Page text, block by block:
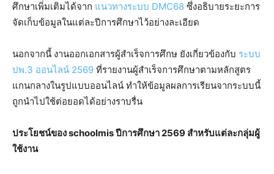
ศึกษาเพิ่มเติมได้จาก แนวทางระบบ DMC68 ซึ่งอธิบายระยะการ
จัดเก็บข้อมูลในแต่ละปีการศึกษาไว้อย่างละเอียด
นอกจากนี้ งานออกเอกสารผู้สำเร็จการศึกษ ยังเกี่ยวข้องกับ ระบบ
ปพ.3 ออนไลน์ 2569 ที่รายงานผู้สำเร็จการศึกษาตามหลักสูตร
แกนกลางในรูปแบบออนไลน์ ทำให้ข้อมูลผลการเรียนจากระบบนี้
ถูกนำไปใช้ต่อยอดได้อย่างราบรื่น
ประโยชน์ของ schoolmis ปีการศึกษา 2569 สำหรับแต่ละกลุ่มผู้
ใช้งาน